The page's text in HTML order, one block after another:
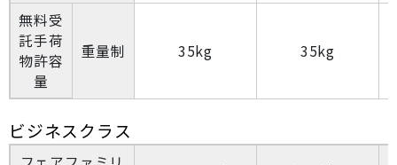
無料受
託手荷
物許容
量
重量制 35kg 35kg
ビジネスクラス